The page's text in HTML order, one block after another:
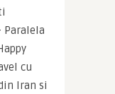
cu
Iran si